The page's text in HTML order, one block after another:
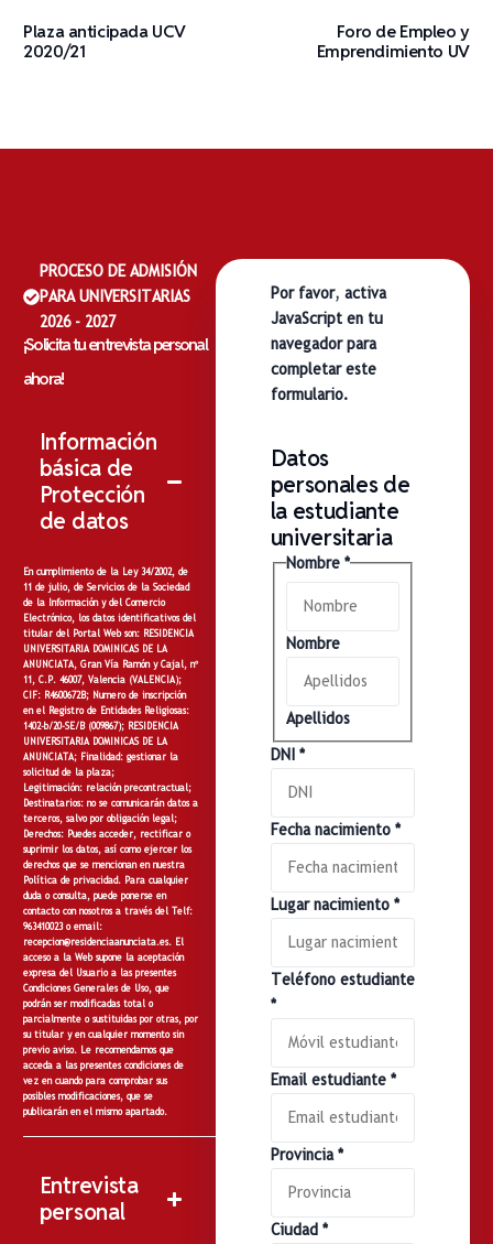
Plaza anticipada UCV
2020/21
Foro de Empleo y
Emprendimiento UV
PROCESO DE ADMISIÓN
PARA UNIVERSITARIAS
2026 - 2027
¡Solicita tu entrevista personal
ahora!
Información
básica de
Protección
de datos
En cumplimiento de la Ley 34/2002, de
11 de julio, de Servicios de la Sociedad
de la Información y del Comercio
Electrónico, los datos identificativos del
titular del Portal Web son: RESIDENCIA
UNIVERSITARIA DOMINICAS DE LA
ANUNCIATA, Gran Vía Ramón y Cajal, nº
11, C.P. 46007, Valencia (VALENCIA);
CIF: R4600672B; Numero de inscripción
en el Registro de Entidades Religiosas:
1402-b/20-SE/B (009867); RESIDENCIA
UNIVERSITARIA DOMINICAS DE LA
ANUNCIATA; Finalidad: gestionar la
solicitud de la plaza;
Legitimación: relación precontractual;
Destinatarios: no se comunicarán datos a
terceros, salvo por obligación legal;
Derechos: Puedes acceder, rectificar o
suprimir los datos, así como ejercer los
derechos que se mencionan en nuestra
Política de privacidad . Para cualquier
duda o consulta, puede ponerse en
contacto con nosotros a través del Telf:
963410023 o email:
recepcion@residenciaanunciata.es.El
acceso a la Web supone la aceptación
expresa del Usuario a las presentes
Condiciones Generales de Uso, que
podrán ser modificadas total o
parcialmente o sustituidas por otras, por
su titular y en cualquier momento sin
previo aviso. Le recomendamos que
acceda a las presentes condiciones de
vez en cuando para comprobar sus
posibles modificaciones, que se
publicarán en el mismo apartado.
Entrevista
personal
Por favor, activa
JavaScript en tu
navegador para
completar este
formulario.
Datos
personales de
la estudiante
universitaria
Nombre *
Nombre
Apellidos
DNI *
Fecha nacimiento *
Lugar nacimiento *
Teléfono estudiante
*
Email estudiante *
Provincia*
Ciudad *